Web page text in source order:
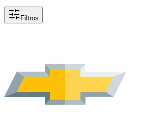
Filtros